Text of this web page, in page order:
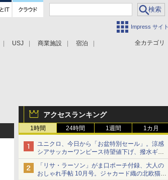
Impress サイト
全カテゴリ
USJ 商業施設 宿泊
アクセスランキング
1時間 24時間 1週間 1カ月
ユニクロ、今日から「お盆特別セール」。涼感
シアサッカーワンピース待望値下げ、撥水ギア
ショーツは1990円に
「リサ・ラーソン」がま口ポーチ付録、大人の
おしゃれ手帖 10月号。ジャカード織の北欧猫デ